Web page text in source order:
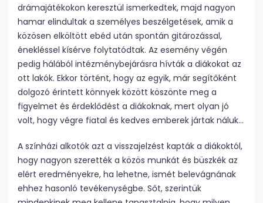
drámajátékokon keresztül ismerkedtek, majd nagyon
hamar elindultak a személyes beszélgetések, amik a
közösen elköltött ebéd után spontán gitározással,
énekléssel kísérve folytatódtak. Az esemény végén
pedig hálából intézménybejárásra hívták a diákokat az
ott lakók. Ekkor történt, hogy az egyik, már segítőként
dolgozó érintett könnyek között köszönte meg a
figyelmet és érdeklődést a diákoknak, mert olyan jó
volt, hogy végre fiatal és kedves emberek jártak náluk…
A színházi alkotók azt a visszajelzést kapták a diákoktól,
hogy nagyon szerették a közös munkát és büszkék az
elért eredményekre, ha lehetne, ismét belevágnának
ehhez hasonló tevékenységbe. Sőt, szerintük